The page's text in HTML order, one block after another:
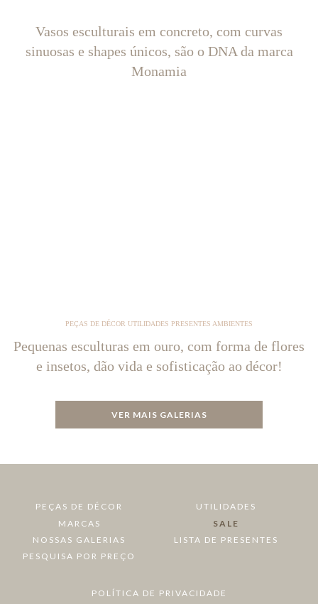
Vasos esculturais em concreto, com curvas
sinuosas e shapes únicos, são o DNA da marca
Monamia
PEÇAS DE DÉCOR UTILIDADES PRESENTES AMBIENTES
Pequenas esculturas em ouro, com forma de flores
e insetos, dão vida e sofisticação ao décor!
VER MAIS GALERIAS
PEÇAS DE DÉCOR
UTILIDADES
MARCAS
SALE
NOSSAS GALERIAS
LISTA DE PRESENTES
PESQUISA POR PREÇO
POLÍTICA DE PRIVACIDADE